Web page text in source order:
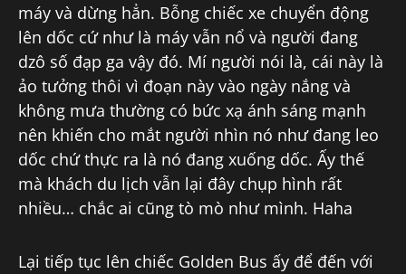
máy và dừng hẳn. Bỗng chiếc xe chuyển động
lên dốc cứ như là máy vẫn nổ và người đang
dzô số đạp ga vậy đó. Mí người nói là, cái này là
ảo tưởng thôi vì đoạn này vào ngày nắng và
không mưa thường có bức xạ ánh sáng mạnh
nên khiến cho mắt người nhìn nó như đang leo
dốc chứ thực ra là nó đang xuống dốc. Ấy thế
mà khách du lịch vẫn lại đây chụp hình rất
nhiều… chắc ai cũng tò mò như mình. Haha
Lại tiếp tục lên chiếc Golden Bus ấy để đến với